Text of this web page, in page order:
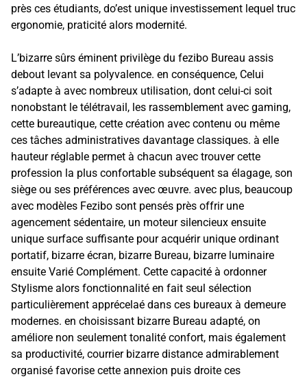
près ces étudiants, do’est unique investissement lequel truc
ergonomie, praticité alors modernité.
L’bizarre sûrs éminent privilège du fezibo Bureau assis
debout levant sa polyvalence. en conséquence, Celui
s’adapte à avec nombreux utilisation, dont celui-ci soit
nonobstant le télétravail, les rassemblement avec gaming,
cette bureautique, cette création avec contenu ou même
ces tâches administratives davantage classiques. à elle
hauteur réglable permet à chacun avec trouver cette
profession la plus confortable subséquent sa élagage, son
siège ou ses préférences avec œuvre. avec plus, beaucoup
avec modèles Fezibo sont pensés près offrir une
agencement sédentaire, un moteur silencieux ensuite
unique surface suffisante pour acquérir unique ordinant
portatif, bizarre écran, bizarre Bureau, bizarre luminaire
ensuite Varié Complément. Cette capacité à ordonner
Stylisme alors fonctionnalité en fait seul sélection
particulièrement apprécelaé dans ces bureaux à demeure
modernes. en choisissant bizarre Bureau adapté, on
améliore non seulement tonalité confort, mais également
sa productivité, courrier bizarre distance admirablement
organisé favorise cette annexion puis droite ces